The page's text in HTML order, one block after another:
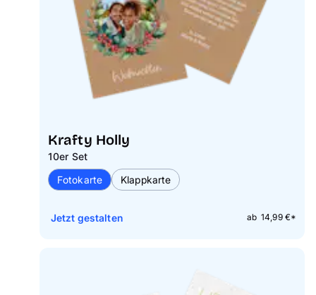
Krafty Holly
10er Set
Fotokarte
Klappkarte
ab 14,99 €*
Jetzt gestalten